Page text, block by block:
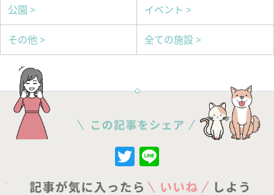
公園 > イベント >
その他 > 全ての施設 >
Twitter